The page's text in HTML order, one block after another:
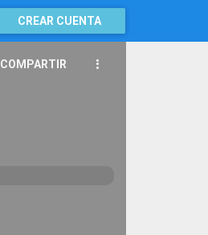
CREAR CUENTA
COMPARTIR